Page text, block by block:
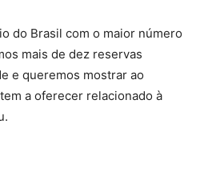
do Brasil com o maior número
mais de dez reservas
e queremos mostrar ao
a oferecer relacionado à